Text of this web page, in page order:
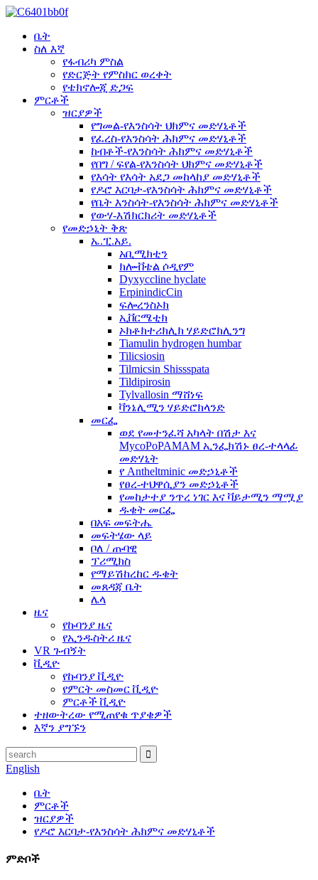
ቤት
ስለ እኛ
የፋብሪካ ምስል
የድርጅት የምስክር ወረቀት
የቴክኖሎጂ ድጋፍ
ምርቶች
ዝርያዎች
የግመል-የእንስሳት ህክምና መድሃኒቶች
የፈረስ-የእንስሳት ሕክምና መድሃኒቶች
ከብቶች-የእንስሳት ሕክምና መድሃኒቶች
የበግ / ፍየል-የእንስሳት ህክምና መድሃኒቶች
የእሳት የእሳት አደጋ መከላከያ መድሃኒቶች
የዶሮ እርባታ-የእንስሳት ሕክምና መድሃኒቶች
የቤት እንስሳት-የእንስሳት ሕክምና መድሃኒቶች
የውሃ-እሽክርክሪት መድሃኒቶች
የመድኃኒት ቅጽ
ኤ.ፒ.አይ.
አቢሚክቲን
ክሎቭቴል ሶዲየም
Dyxyccline hyclate
ErpinindicCin
ፍሎረንስኦክ
ኢቨርሜቲክ
ኦክቶክተሪክሊክ ሃይድሮክሊንግ
Tiamulin hydrogen humbar
Tilicsiosin
Tilmicsin Shissspata
Tildipirosin
Tylvallosin ማሸነፍ
ቫንኔሊሚን ሃይድሮክላንድ
መርፌ
ወደ የመተንፈሻ አካላት በሽታ እና
MycoPoPAMAM ኢንፌክሽኑ ፀረ-ተላላፊ
መድሃኒት
የ Antheltminic መድኃኒቶች
የፀረ-ተህዋሲያን መድኃኒቶች
የመከታተያ ንጥረ ነገር እና ቫይታሚን ማሟያ
ዱቄት መርፌ
በአፍ መፍትሔ
መፍትሄው ላይ
ቦለ / ጡባዊ
ፕሪሚክስ
የማይሽከረከር ዱቄት
መጸዳጃ ቤት
ሌላ
ዜና
የኩባንያ ዜና
የኢንዱስትሪ ዜና
VR ጉብኝት
ቪዲዮ
የኩባንያ ቪዲዮ
የምርት መስመር ቪዲዮ
ምርቶች ቪዲዮ
ተዘውትረው የሚጠየቁ ጥያቄዎች
እኛን ያግኙን
English
ቤት
ምርቶች
ዝርያዎች
የዶሮ እርባታ-የእንስሳት ሕክምና መድሃኒቶች
ምድቦች